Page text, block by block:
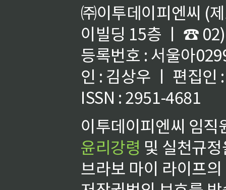
㈜이투데이피엔씨 (
이빌딩 15층 ㅣ ☎
등록번호 : 서울아
인 : 김상우 ㅣ 편집인
ISSN : 2951-4681
이투데이피엔씨 임
윤리강령 및 실천규
브라보 마이 라이프